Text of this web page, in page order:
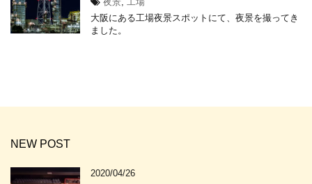
大阪にある工場夜景スポットにて、夜景を撮ってき
ました。
NEW POST
2020/04/26